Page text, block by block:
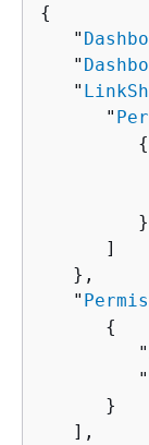
{
   "
   "
   "
      "
{
         }
      ]
   },
   "
{
         "
         "
      }
   ],